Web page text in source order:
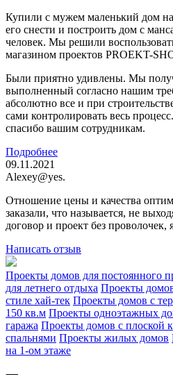
Купили с мужем маленький дом
его снести и построить дом с
человек. Мы решили
магазином проектов PROEKT-
Были приятно удивлены. Мы
выполненный согласно нашим
абсолютно все и при
сами контролировать весь
спасибо вашим сотрудникам.
Подробнее
09.11.2021
Alexey@yes.
Отношение цены и качества
заказали, что называется, не
договор и проект без проволочек,
Написать отзыв
Проекты домов для постоянного
для летнего отдыха Проекты
стиле хай-тек Проекты домов с
150 кв.м Проекты одноэтажных
гаража Проекты домов с плоской
спальнями Проекты жилых домов
на 1-ом этаже